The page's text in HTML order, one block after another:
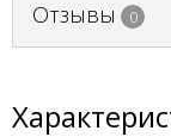
Отзывы 0